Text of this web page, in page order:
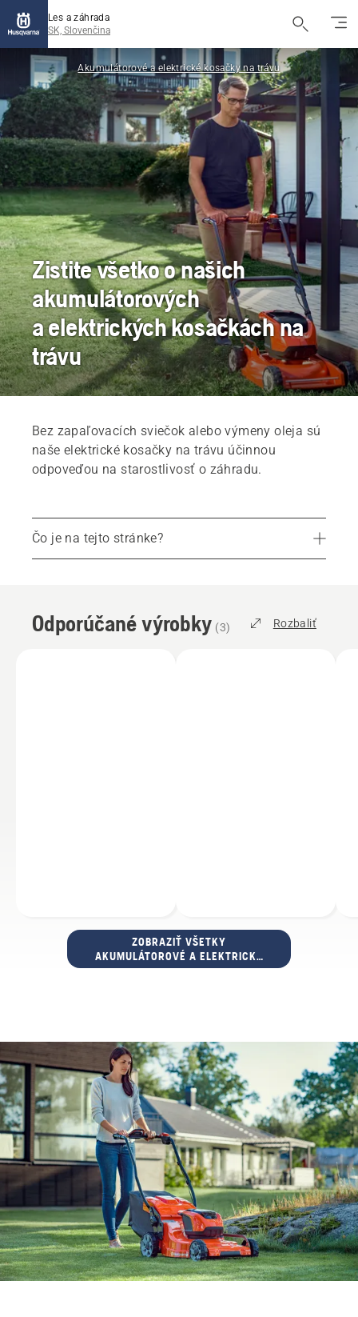
Les a záhrada
SK, Slovenčina
Akumulátorové a elektrické kosačky na trávu
Zistite všetko o našich
akumulátorových
a elektrických kosačkách na
trávu
Bez zapaľovacích sviečok alebo výmeny oleja sú
naše elektrické kosačky na trávu účinnou
odpoveďou na starostlivosť o záhradu.
Čo je na tejto stránke?
Odporúčané výrobky
Diely a príslušenstvo
Odporúčané výrobky (3) Rozbaliť
ZOBRAZIŤ VŠETKY
AKUMULÁTOROVÉ A ELEKTRICKÉ
KOSAČKY NA TRÁVU